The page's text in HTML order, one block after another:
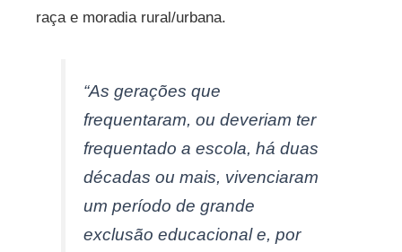
raça e moradia rural/urbana.
“As gerações que
frequentaram, ou deveriam ter
frequentado a escola, há duas
décadas ou mais, vivenciaram
um período de grande
exclusão educacional e, por